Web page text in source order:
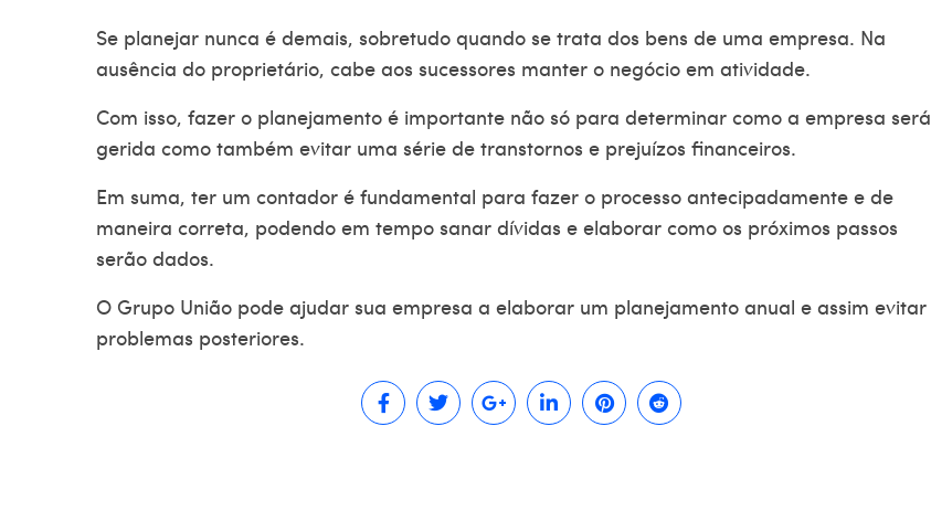
Se planejar nunca é demais, sobretudo quando se trata dos bens de uma empresa. Na
ausência do proprietário, cabe aos sucessores manter o negócio em atividade.
Com isso, fazer o planejamento é importante não só para determinar como a empresa será
gerida como também evitar uma série de transtornos e prejuízos financeiros.
Em suma, ter um contador é fundamental para fazer o processo antecipadamente e de
maneira correta, podendo em tempo sanar dívidas e elaborar como os próximos passos
serão dados.
O Grupo União pode ajudar sua empresa a elaborar um planejamento anual e assim evitar
problemas posteriores.